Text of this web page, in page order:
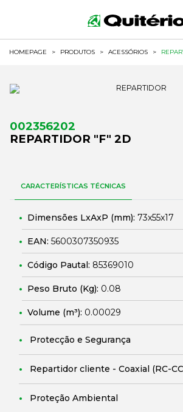
HOMEPAGE > PRODUTOS > ACESSÓRIOS >
002356202
REPARTIDOR "F" 2D
CARACTERÍSTICAS TÉCNICAS
Dimensões LxAxP (mm): 73x55x17
EAN: 5600307350935
Código Pautal: 85369010
Peso Bruto (Kg): 0.08
Volume (m³): 0.00029
Protecção e Segurança
Repartidor cliente - Coaxial (RC-
Proteção Ambiental